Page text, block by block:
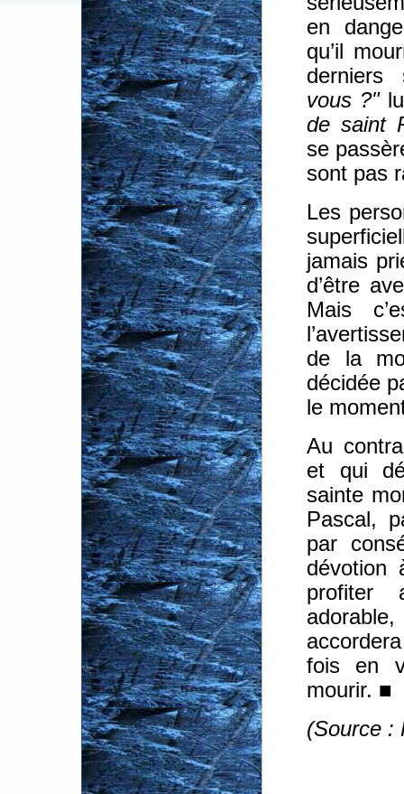
en
qu’il
derniers
vous ?"
de saint
se
sont pas
Les
jamais
d’être
Mais
de la
décidée
le
Au
et qui
sainte
Pascal,
par
dévotion
profiter
fois en
mourir. ■
(Source :